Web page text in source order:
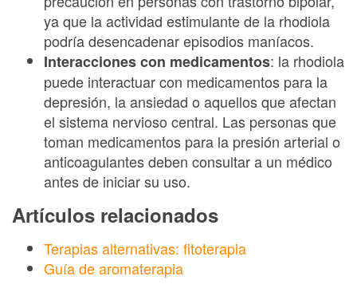
ya que la actividad estimulante de la rhodiola
podría desencadenar episodios maníacos.
Interacciones con medicamentos: la rhodiola
puede interactuar con medicamentos para la
depresión, la ansiedad o aquellos que afectan
el sistema nervioso central. Las personas que
toman medicamentos para la presión arterial o
anticoagulantes deben consultar a un médico
antes de iniciar su uso.
Artículos relacionados
Terapias alternativas: fitoterapia
Guía de aromaterapia